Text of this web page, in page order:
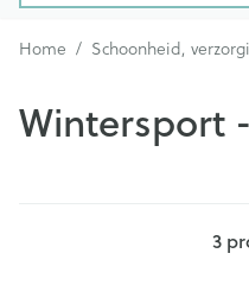
Home / Schoonheid,
Wintersport
3